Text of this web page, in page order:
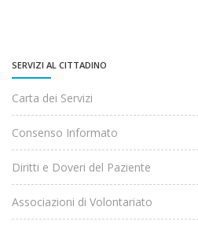
SERVIZI AL CITTADINO
Carta dei Servizi
Consenso Informato
Diritti e Doveri del Paziente
Associazioni di Volontariato